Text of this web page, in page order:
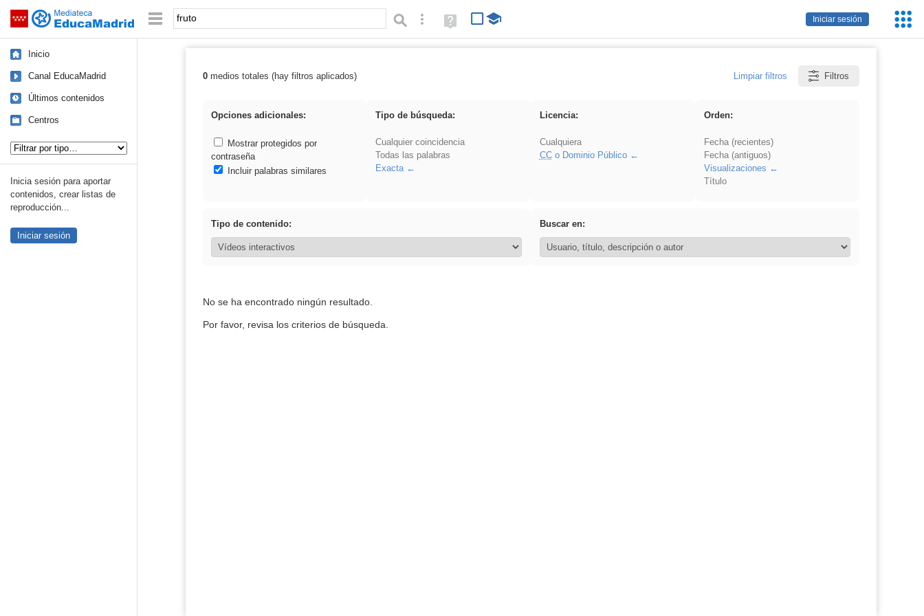
Saltar navegación
Iniciar sesión
Palabra o frase: Búsqueda avanzada
Ayuda
(en
Inicio
Canal EducaMadrid
Últimos contenidos
Centros
Inicia sesión para aportar
contenidos, crear listas de
reproducción...
Iniciar sesión
Resultados de: fruto
0medios totales (hay filtros aplicados) Limpiar filtros Filtros
Opciones adicionales:
Mostrar protegidos por
contraseña
Incluir palabras similares
Tipo de búsqueda:
Cualquier coincidencia
Todas las palabras
Exacta
Licencia:
Cualquiera
CCo Dominio Público
Orden:
Fecha (recientes)
Fecha (antiguos)
Visualizaciones
Título
Tipo de contenido: Buscar en:
No se ha encontrado ningún resultado.
Por favor, revisa los criterios de búsqueda.